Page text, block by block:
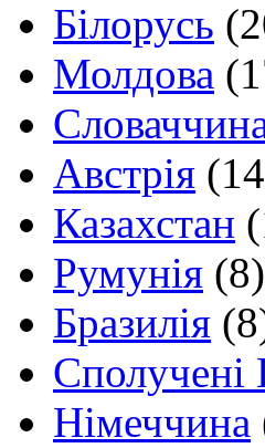
Білорусь
Молдова
Австрія
Казахстан
Румунія (8)
Бразилія
Німеччина